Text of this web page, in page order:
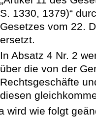
S. 1330, 1379)“
Gesetzes vom 22.
ersetzt.
In Absatz 4 Nr. 2
über die von der
Rechtsgeschäfte
diesen
wird wie folgt